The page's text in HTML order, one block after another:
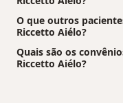
O que outros
Riccetto Aiélo?
Quais são os
Riccetto Aiélo?